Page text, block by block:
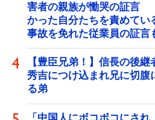
害者の親族が慟哭の証言
かった自分たちを責めて
事故を免れた従業員の証言
【豊臣兄弟！】信長の後
秀吉につけ込まれ兄に切腹
る弟